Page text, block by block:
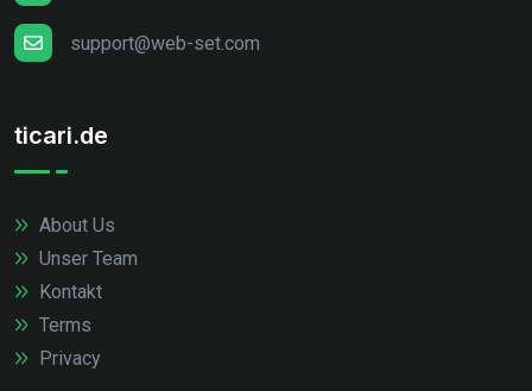
support@web-set.com
ticari.de
About Us
Unser Team
Kontakt
Terms
Privacy